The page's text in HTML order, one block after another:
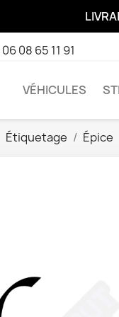
06 08 65 11 91
VÉHICULES
Étiquetage Épice